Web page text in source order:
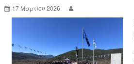
k
17 Μαρτίου 2026